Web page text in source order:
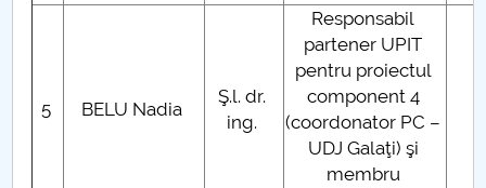
CAR2026
Partenerii consorţiului
5 BELU Nadia
Ş.l. dr.
ing.
Responsabil
partener UPIT
pentru proiectul
component 4
(coordonator PC –
UDJ Galaţi) şi
membru